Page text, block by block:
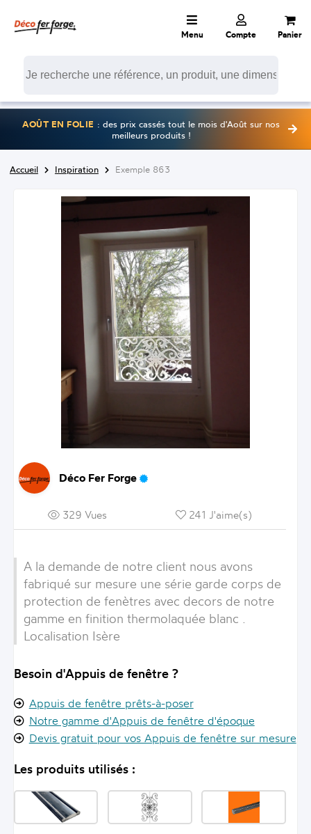
Menu Compte Panier
AOÛT EN FOLIE : des prix cassés tout le mois d'Août sur nos
meilleurs produits !
Accueil Inspiration Exemple 863
Déco Fer Forge
329 Vues 241 J'aime(s)
A la demande de notre client nous avons
fabriqué sur mesure une série garde corps de
protection de fenètres avec decors de notre
gamme en finition thermolaquée blanc .
Localisation Isère
Besoin d'Appuis de fenêtre ?
Appuis de fenêtre prêts-à-poser
Notre gamme d'Appuis de fenêtre d'époque
Devis gratuit pour vos Appuis de fenêtre sur mesure
Les produits utilisés :